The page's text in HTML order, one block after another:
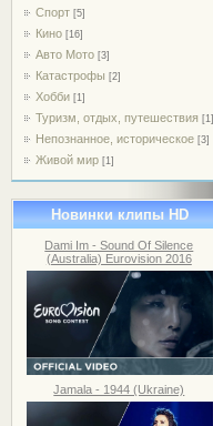
Спорт [5]
Кино [16]
Авто Мото [3]
Катастрофы [2]
Хобби [1]
Туризм, отдых, путешествия [1]
Непознанное, историческое [3]
Живой мир [1]
Новинки клипы HD
Dami Im - Sound Of Silence
(Australia) Eurovision 2016
Jamala - 1944 (Ukraine)